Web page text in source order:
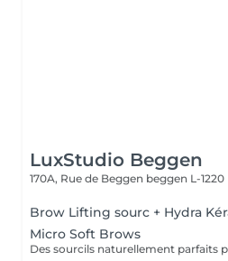
LuxStudio Beggen
170A, Rue de Beggen beggen L-1220
Brow Lifting sourc + Hydra
Micro Soft Brows